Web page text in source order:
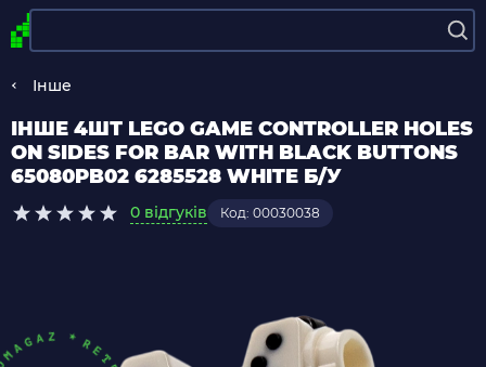
Інше
ІНШЕ 4ШТ LEGO GAME CONTROLLER HOLES
ON SIDES FOR BAR WITH BLACK BUTTONS
65080PB02 6285528 WHITE Б/У
0 відгуків Код: 00030038